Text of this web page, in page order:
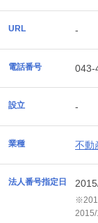
URL -
電話番号 043-
設立 -
業種 不動
法人番号指定日
2015/